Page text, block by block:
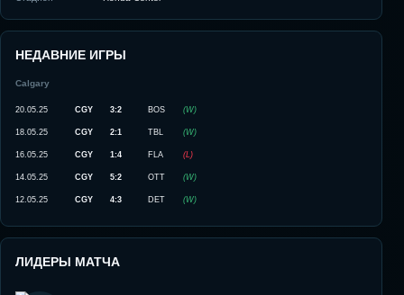
НЕДАВНИЕ ИГРЫ
Calgary
20.05.25 CGY 3:2 BOS (W)
18.05.25 CGY 2:1 TBL (W)
16.05.25 CGY 1:4 FLA (L)
14.05.25 CGY 5:2 OTT (W)
12.05.25 CGY 4:3 DET (W)
ЛИДЕРЫ МАТЧА